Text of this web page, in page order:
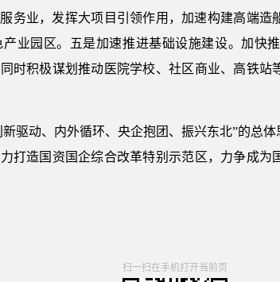
务业，发挥大项目引领作用，加速构建高端造
业园区。五是加速推进基础设施建设。加快
时积极谋划推动医院学校、社区商业、高铁
驱动、内外循环、央企抱团、振兴东北”的总
打造国资国企综合改革特别示范区，力争成
扫一扫在手机打开当前页